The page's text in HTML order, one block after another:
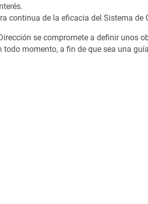
continua de la eficacia del Sistema de
se compromete a definir unos
momento, a fin de que sea una